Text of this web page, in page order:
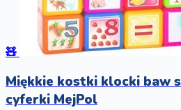
🧸
Miękkie kostki klocki baw
cyferki MejPol